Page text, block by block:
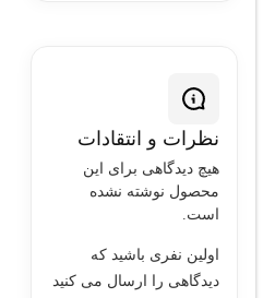
نظرات و انتقادات
هیچ دیدگاهی برای این
محصول نوشته نشده
است.
اولین نفری باشید که
دیدگاهی را ارسال می کنید